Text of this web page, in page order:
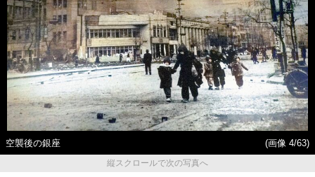
空襲後の銀座
(画像 4/63)
縦スクロールで次の写真へ